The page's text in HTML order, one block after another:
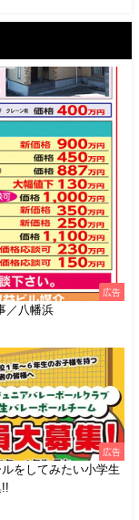
広告
／八幡浜
広告
をしてみたい小学生
!!